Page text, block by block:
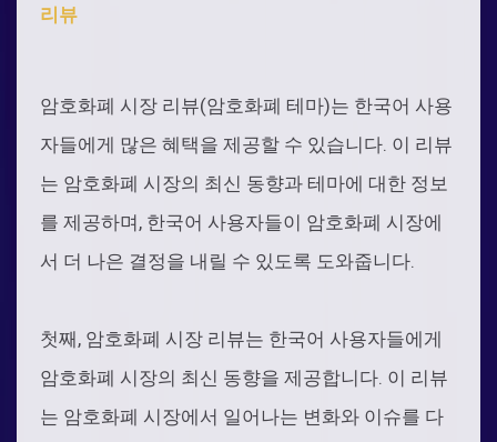
리뷰
암호화폐 시장 리뷰(암호화폐 테마)는 한국어 사용
자들에게 많은 혜택을 제공할 수 있습니다. 이 리뷰
는 암호화폐 시장의 최신 동향과 테마에 대한 정보
를 제공하며, 한국어 사용자들이 암호화폐 시장에
서 더 나은 결정을 내릴 수 있도록 도와줍니다.
첫째, 암호화폐 시장 리뷰는 한국어 사용자들에게
암호화폐 시장의 최신 동향을 제공합니다. 이 리뷰
는 암호화폐 시장에서 일어나는 변화와 이슈를 다